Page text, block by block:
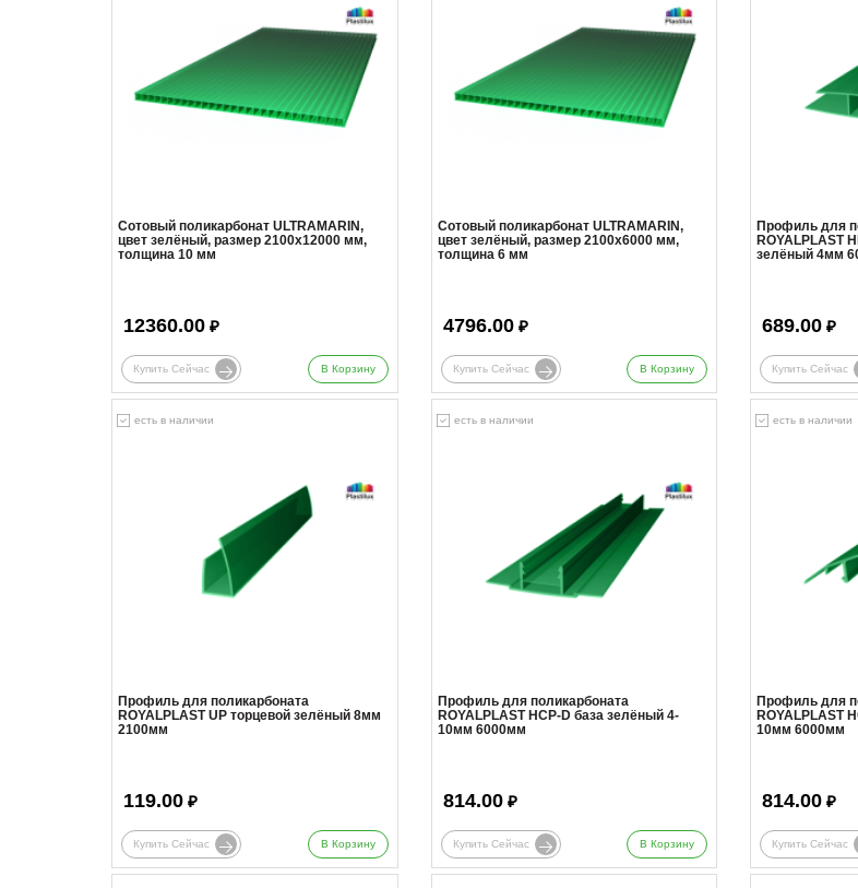
Сотовый поликарбонат ULTRAMARIN,
цвет зелёный, размер 2100x12000 мм,
толщина 10 мм
12360.00 ₽
Купить Сейчас В Корзину
Сотовый поликарбонат ULTRAMARIN,
цвет зелёный, размер 2100x6000 мм,
толщина 6 мм
4796.00₽
Купить Сейчас В Корзину
Профиль для
ROYALPLAST
зелёный 4мм
689.00 ₽
Купить Сейчас
есть в наличии
Профиль для поликарбоната
ROYALPLAST UP торцевой зелёный 8мм
2100мм
119.00 ₽
Купить Сейчас В Корзину
есть в наличии
Профиль для поликарбоната
ROYALPLAST HCP-D база зелёный 4-
10мм 6000мм
814.00₽
Купить Сейчас В Корзину
есть в наличии
Профиль для
ROYALPLAST
10мм 6000мм
814.00 ₽
Купить Сейчас